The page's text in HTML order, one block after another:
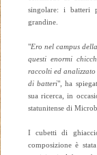
singolare: i batteri
grandine.
"Ero nel campus
questi enormi
raccolti ed
di batteri", ha
sua ricerca, in
statunitense di
I cubetti di
composizione è